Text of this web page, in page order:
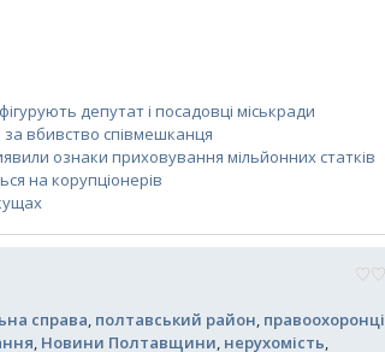
депутат і посадовці міськради
за вбивство співмешканця
ознаки приховування мільйонних статків
на корупціонерів
справа, полтавський район, правоохоронці
, Новини Полтавщини, нерухомість,